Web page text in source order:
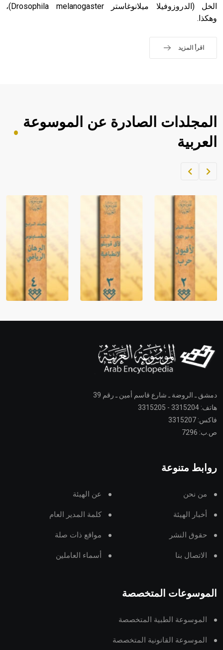
الخل (الدروزوفيلا ميلانوغاستر Drosophila melanogaster)،
وهكذا.
اقرأ المزيد
المجلدات الصادرة عن الموسوعة
العربية
دمشق ـ الروضة ـ شارع قاسم أمين ـ رقم 39
هاتف: 3315204 - 3315205
فاكس: 3315207
ص.ب: 7296
روابط متنوعة
من نحن عن الهيئة
أخبار الهيئة كلمة المدير العام
حقوق النشر مواقع ذات صلة
الاتصال بنا أسماء العاملين
الموسوعات المتخصصة
الموسوعة الطبية المتخصصة
الموسوعة القانونية المتخصصة